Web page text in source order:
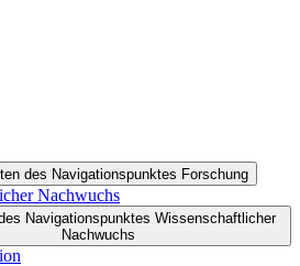
des Navigationspunktes Forschung
Nachwuchs
Navigationspunktes Wissenschaftlicher
Nachwuchs